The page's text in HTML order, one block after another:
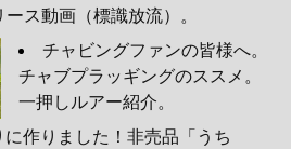
ース動画（標識放流）。
チャビングファンの皆様へ。
チャブプラッギングのススメ。
一押しルアー紹介。
に作りました！非売品「うち